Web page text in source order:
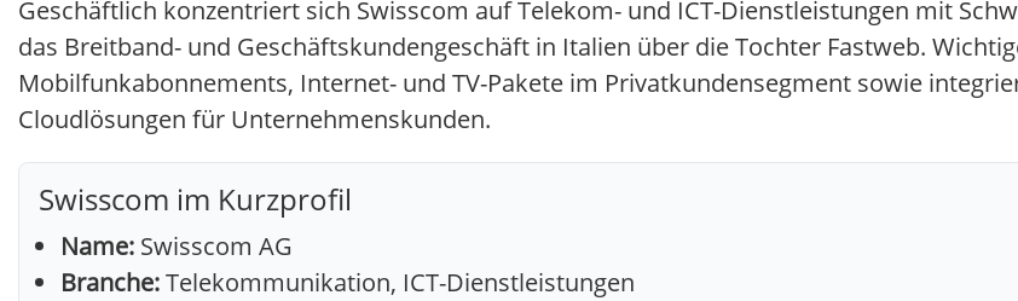
Geschäftlich konzentriert sich Swisscom auf Telekom- und ICT-Dienstleistungen mit
das Breitband- und Geschäftskundengeschäft in Italien über die Tochter Fastweb.
Mobilfunkabonnements, Internet- und TV-Pakete im Privatkundensegment sowie
Cloudlösungen für Unternehmenskunden.
Swisscom im Kurzprofil
Name: Swisscom AG
Branche:Telekommunikation, ICT-Dienstleistungen